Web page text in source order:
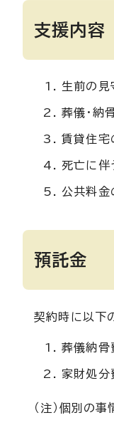
支援内容
生前の見
葬儀・納
賃貸住宅
死亡に伴
公共料金
預託金
契約時に以下
葬儀納骨
家財処分
（注）個別の